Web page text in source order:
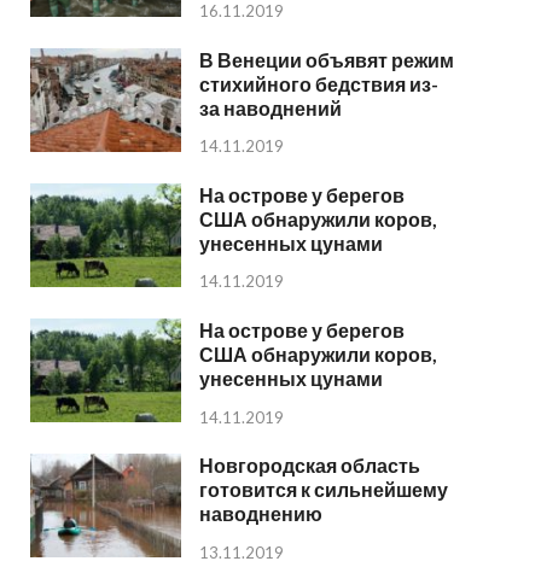
16.11.2019
В Венеции объявят режим
стихийного бедствия из-
за наводнений
14.11.2019
На острове у берегов
США обнаружили коров,
унесенных цунами
14.11.2019
На острове у берегов
США обнаружили коров,
унесенных цунами
14.11.2019
Новгородская область
готовится к сильнейшему
наводнению
13.11.2019